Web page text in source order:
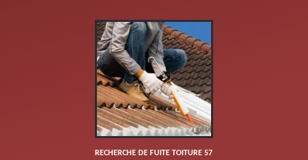
RECHERCHE DE FUITE TOITURE 57